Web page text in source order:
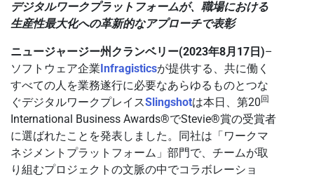
デジタルワークプラットフォームが、職場における
生産性最大化への革新的なアプローチで表彰
ニュージャージー州クランベリー(2023年8月17日)–
ソフトウェア企業Infragisticsが提供する、共に働く
すべての人を業務遂行に必要なあらゆるものとつな
ぐデジタルワークプレイスSlingshotは本日、第20 回
International Business Awards®でStevie®賞の受賞者
に選ばれたことを発表しました。同社は「ワークマ
ネジメントプラットフォーム」部門で、チームが取
り組むプロジェクトの文脈の中でコラボレーショ